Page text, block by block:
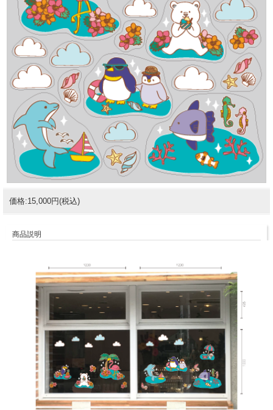
価格:15,000円(税込)
商品説明